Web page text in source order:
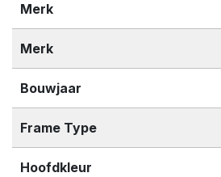
Merk
Merk
Bouwjaar
Frame Type
Hoofdkleur